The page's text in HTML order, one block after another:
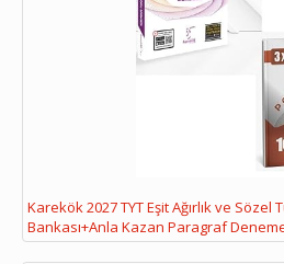
Karekök 2027 TYT Eşit Ağırlık ve Sözel
Bankası+Anla Kazan Paragraf